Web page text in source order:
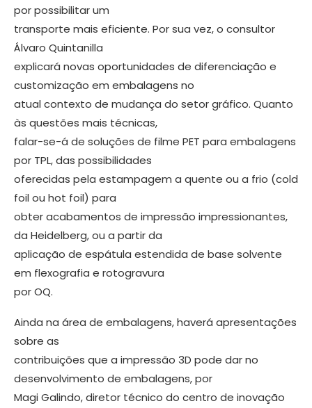
por possibilitar um
transporte mais eficiente. Por sua vez, o consultor
Álvaro Quintanilla
explicará novas oportunidades de diferenciação e
customização em embalagens no
atual contexto de mudança do setor gráfico. Quanto
às questões mais técnicas,
falar-se-á de soluções de filme PET para embalagens
por TPL, das possibilidades
oferecidas pela estampagem a quente ou a frio (cold
foil ou hot foil) para
obter acabamentos de impressão impressionantes,
da Heidelberg, ou a partir da
aplicação de espátula estendida de base solvente
em flexografia e rotogravura
por OQ.
Ainda na área de embalagens, haverá apresentações
sobre as
contribuições que a impressão 3D pode dar no
desenvolvimento de embalagens, por
Magi Galindo, diretor técnico do centro de inovação